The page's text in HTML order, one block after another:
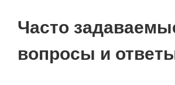
Часто
вопросы и